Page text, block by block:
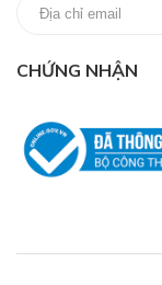
CHỨNG NHẬN